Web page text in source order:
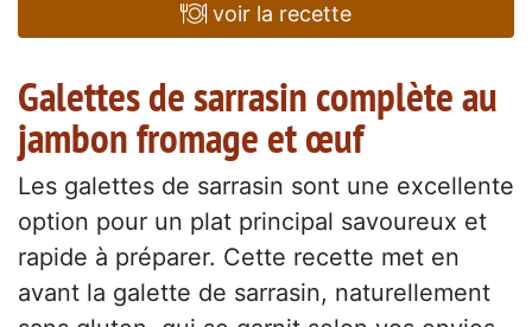
voir la recette
Galettes de sarrasin complète au
jambon fromage et œuf
Les galettes de sarrasin sont une excellente
option pour un plat principal savoureux et
rapide à préparer. Cette recette met en
avant la galette de sarrasin, naturellement